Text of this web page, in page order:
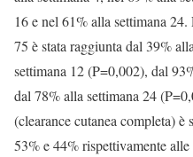
16 e nel 61% alla settimana
75 è stata raggiunta dal 39%
settimana 12 (P=0,002), dal
dal 78% alla settimana 24
(clearance cutanea completa)
53% e 44% rispettivamente